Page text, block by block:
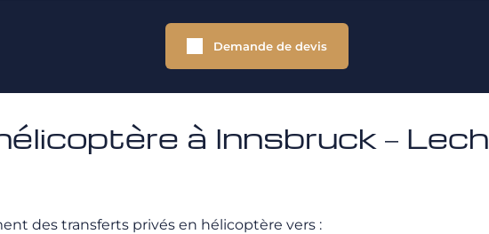
Demande de devis
à Innsbruck – Lech
des transferts privés en hélicoptère vers :